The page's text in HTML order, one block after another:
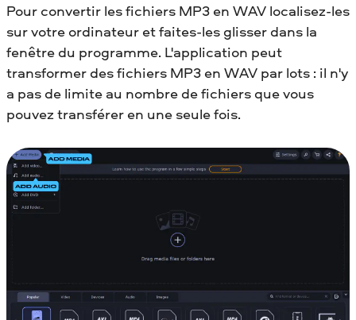
Pour convertir les fichiers MP3 en WAV localisez-les
sur votre ordinateur et faites-les glisser dans la
fenêtre du programme. L'application peut
transformer des fichiers MP3 en WAV par lots : il n'y
a pas de limite au nombre de fichiers que vous
pouvez transférer en une seule fois.